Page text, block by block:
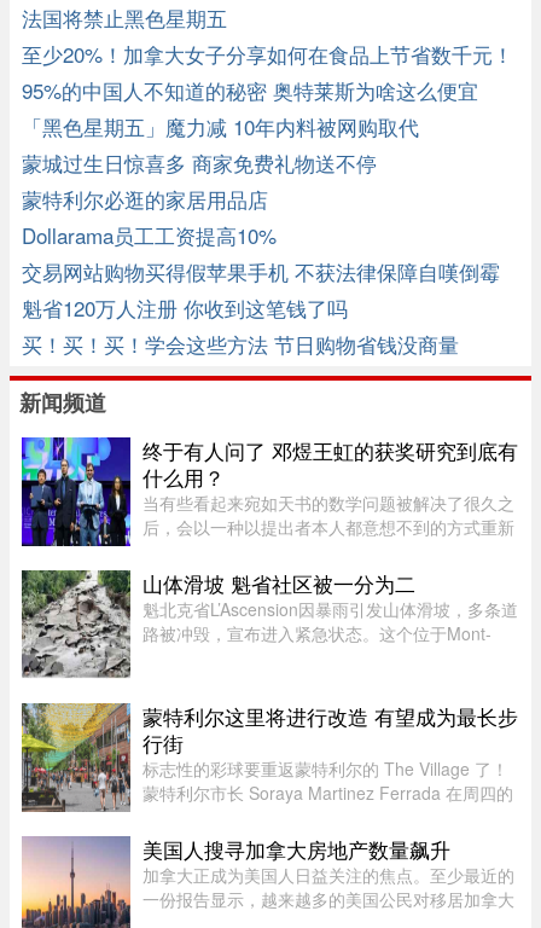
法国将禁止黑色星期五
至少20%！加拿大女子分享如何在食品上节省数千元！
95%的中国人不知道的秘密 奥特莱斯为啥这么便宜
「黑色星期五」魔力减 10年内料被网购取代
蒙城过生日惊喜多 商家免费礼物送不停
蒙特利尔必逛的家居用品店
Dollarama员工工资提高10%
交易网站购物买得假苹果手机 不获法律保障自嘆倒霉
魁省120万人注册 你收到这笔钱了吗
买！买！买！学会这些方法 节日购物省钱没商量
新闻频道
终于有人问了 邓煜王虹的获奖研究到底有
什么用？
当有些看起来宛如天书的数学问题被解决了很久之
后，会以一种以提出者本人都意想不到的方式重新
热闹的祝贺声中，也会有人好奇：邓煜研究的狭义
希尔伯特第六问题和王虹研 ...
山体滑坡 魁省社区被一分为二
魁北克省L’Ascension因暴雨引发山体滑坡，多条道
路被冲毁，宣布进入紧急状态。这个位于Mont-
至周一下午，降雨量超过1 ...
蒙特利尔这里将进行改造 有望成为最长步
行街
标志性的彩球要重返蒙特利尔的 The Village 了！
蒙特利尔市长 Soraya Martinez Ferrada 在周四的
Street East 上空的这些色彩斑斓的小球早已成为该
街区乃至这座城市的象征 ...
美国人搜寻加拿大房地产数量飙升
加拿大正成为美国人日益关注的焦点。至少最近的
一份报告显示，越来越多的美国公民对移居加拿大